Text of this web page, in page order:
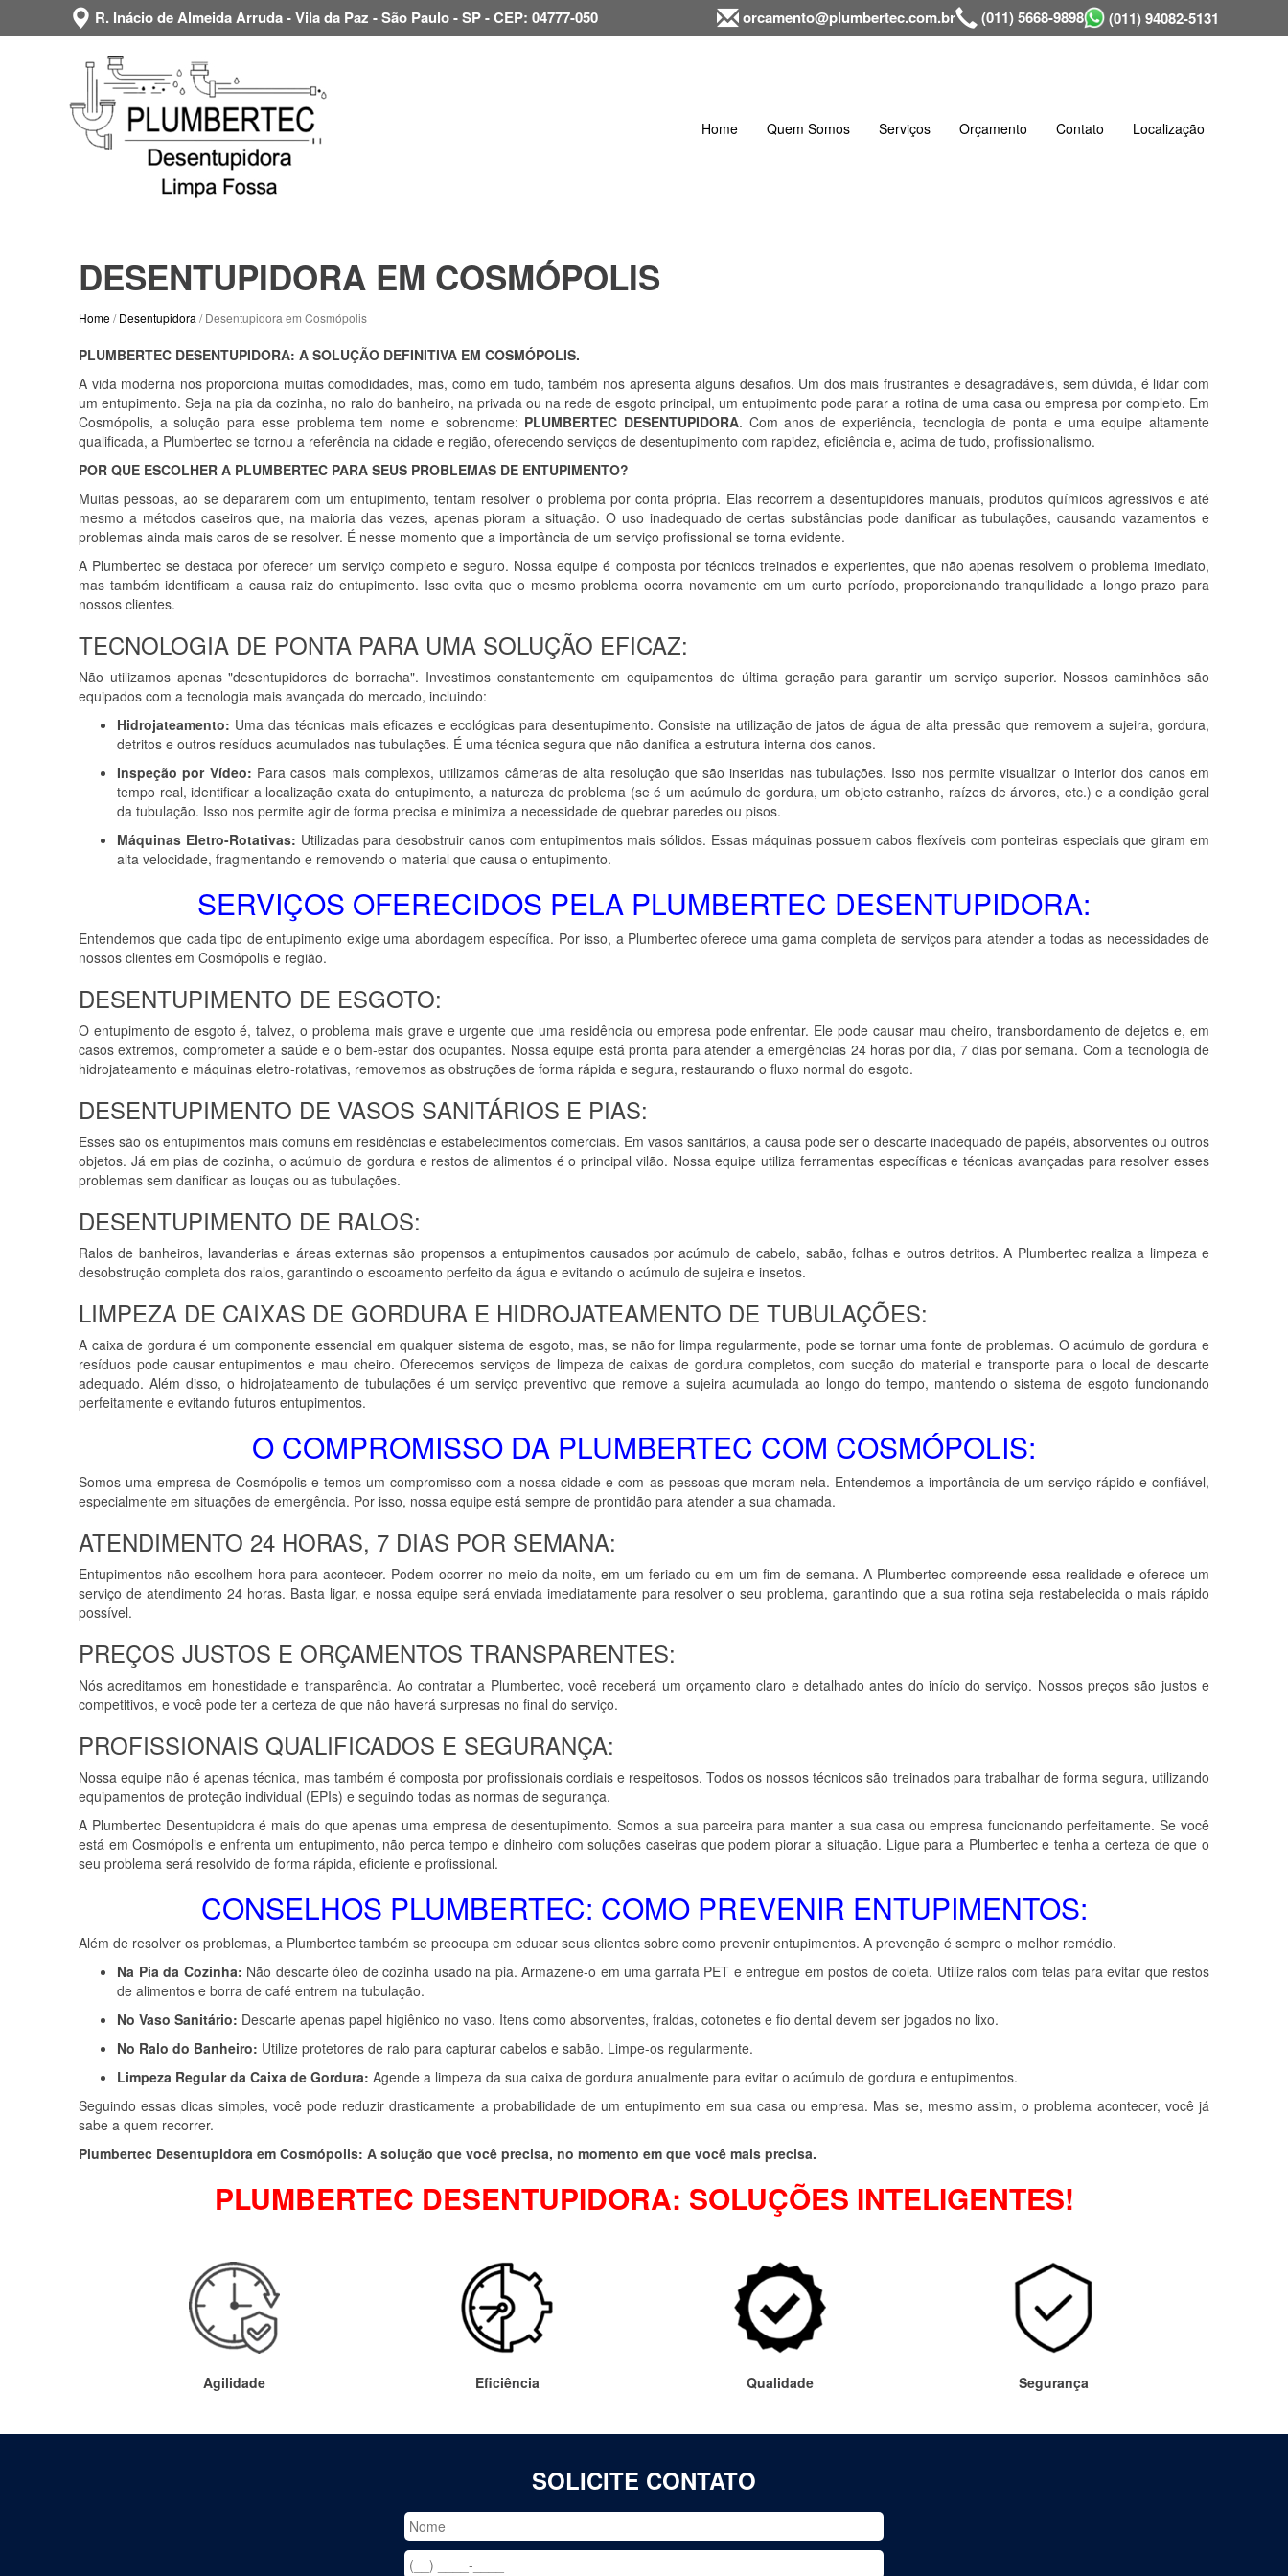
R. Inácio de Almeida Arruda - Vila da Paz - São Paulo - SP - CEP: 04777-050 orcamento@plumbertec.com.br (011) 5668-9898 (011) 94082-5131
Home Quem Somos Serviços Orçamento Contato Localização
DESENTUPIDORA EM COSMÓPOLIS
Home/Desentupidora / Desentupidora em Cosmópolis
PLUMBERTEC DESENTUPIDORA: A SOLUÇÃO DEFINITIVA EM COSMÓPOLIS.
A vida moderna nos proporciona muitas comodidades, mas, como em tudo, também nos apresenta alguns desafios. Um dos mais frustrantes e desagradáveis, sem dúvida, é lidar com
um entupimento. Seja na pia da cozinha, no ralo do banheiro, na privada ou na rede de esgoto principal, um entupimento pode parar a rotina de uma casa ou empresa por completo. Em
Cosmópolis, a solução para esse problema tem nome e sobrenome: PLUMBERTEC DESENTUPIDORA. Com anos de experiência, tecnologia de ponta e uma equipe altamente
qualificada, a Plumbertec se tornou a referência na cidade e região, oferecendo serviços de desentupimento com rapidez, eficiência e, acima de tudo, profissionalismo.
POR QUE ESCOLHER A PLUMBERTEC PARA SEUS PROBLEMAS DE ENTUPIMENTO?
Muitas pessoas, ao se depararem com um entupimento, tentam resolver o problema por conta própria. Elas recorrem a desentupidores manuais, produtos químicos agressivos e até
mesmo a métodos caseiros que, na maioria das vezes, apenas pioram a situação. O uso inadequado de certas substâncias pode danificar as tubulações, causando vazamentos e
problemas ainda mais caros de se resolver. É nesse momento que a importância de um serviço profissional se torna evidente.
A Plumbertec se destaca por oferecer um serviço completo e seguro. Nossa equipe é composta por técnicos treinados e experientes, que não apenas resolvem o problema imediato,
mas também identificam a causa raiz do entupimento. Isso evita que o mesmo problema ocorra novamente em um curto período, proporcionando tranquilidade a longo prazo para
nossos clientes.
TECNOLOGIA DE PONTA PARA UMA SOLUÇÃO EFICAZ:
Não utilizamos apenas "desentupidores de borracha". Investimos constantemente em equipamentos de última geração para garantir um serviço superior. Nossos caminhões são
equipados com a tecnologia mais avançada do mercado, incluindo:
Hidrojateamento: Uma das técnicas mais eficazes e ecológicas para desentupimento. Consiste na utilização de jatos de água de alta pressão que removem a sujeira, gordura,
detritos e outros resíduos acumulados nas tubulações. É uma técnica segura que não danifica a estrutura interna dos canos.
Inspeção por Vídeo: Para casos mais complexos, utilizamos câmeras de alta resolução que são inseridas nas tubulações. Isso nos permite visualizar o interior dos canos em
tempo real, identificar a localização exata do entupimento, a natureza do problema (se é um acúmulo de gordura, um objeto estranho, raízes de árvores, etc.) e a condição geral
da tubulação. Isso nos permite agir de forma precisa e minimiza a necessidade de quebrar paredes ou pisos.
Máquinas Eletro-Rotativas: Utilizadas para desobstruir canos com entupimentos mais sólidos. Essas máquinas possuem cabos flexíveis com ponteiras especiais que giram em
alta velocidade, fragmentando e removendo o material que causa o entupimento.
SERVIÇOS OFERECIDOS PELA PLUMBERTEC DESENTUPIDORA:
Entendemos que cada tipo de entupimento exige uma abordagem específica. Por isso, a Plumbertec oferece uma gama completa de serviços para atender a todas as necessidades de
nossos clientes em Cosmópolis e região.
DESENTUPIMENTO DE ESGOTO:
O entupimento de esgoto é, talvez, o problema mais grave e urgente que uma residência ou empresa pode enfrentar. Ele pode causar mau cheiro, transbordamento de dejetos e, em
casos extremos, comprometer a saúde e o bem-estar dos ocupantes. Nossa equipe está pronta para atender a emergências 24 horas por dia, 7 dias por semana. Com a tecnologia de
hidrojateamento e máquinas eletro-rotativas, removemos as obstruções de forma rápida e segura, restaurando o fluxo normal do esgoto.
DESENTUPIMENTO DE VASOS SANITÁRIOS E PIAS:
Esses são os entupimentos mais comuns em residências e estabelecimentos comerciais. Em vasos sanitários, a causa pode ser o descarte inadequado de papéis, absorventes ou outros
objetos. Já em pias de cozinha, o acúmulo de gordura e restos de alimentos é o principal vilão. Nossa equipe utiliza ferramentas específicas e técnicas avançadas para resolver esses
problemas sem danificar as louças ou as tubulações.
DESENTUPIMENTO DE RALOS:
Ralos de banheiros, lavanderias e áreas externas são propensos a entupimentos causados por acúmulo de cabelo, sabão, folhas e outros detritos. A Plumbertec realiza a limpeza e
desobstrução completa dos ralos, garantindo o escoamento perfeito da água e evitando o acúmulo de sujeira e insetos.
LIMPEZA DE CAIXAS DE GORDURA E HIDROJATEAMENTO DE TUBULAÇÕES:
A caixa de gordura é um componente essencial em qualquer sistema de esgoto, mas, se não for limpa regularmente, pode se tornar uma fonte de problemas. O acúmulo de gordura e
resíduos pode causar entupimentos e mau cheiro. Oferecemos serviços de limpeza de caixas de gordura completos, com sucção do material e transporte para o local de descarte
adequado. Além disso, o hidrojateamento de tubulações é um serviço preventivo que remove a sujeira acumulada ao longo do tempo, mantendo o sistema de esgoto funcionando
perfeitamente e evitando futuros entupimentos.
O COMPROMISSO DA PLUMBERTEC COM COSMÓPOLIS:
Somos uma empresa de Cosmópolis e temos um compromisso com a nossa cidade e com as pessoas que moram nela. Entendemos a importância de um serviço rápido e confiável,
especialmente em situações de emergência. Por isso, nossa equipe está sempre de prontidão para atender a sua chamada.
ATENDIMENTO 24 HORAS, 7 DIAS POR SEMANA:
Entupimentos não escolhem hora para acontecer. Podem ocorrer no meio da noite, em um feriado ou em um fim de semana. A Plumbertec compreende essa realidade e oferece um
serviço de atendimento 24 horas. Basta ligar, e nossa equipe será enviada imediatamente para resolver o seu problema, garantindo que a sua rotina seja restabelecida o mais rápido
possível.
PREÇOS JUSTOS E ORÇAMENTOS TRANSPARENTES:
Nós acreditamos em honestidade e transparência. Ao contratar a Plumbertec, você receberá um orçamento claro e detalhado antes do início do serviço. Nossos preços são justos e
competitivos, e você pode ter a certeza de que não haverá surpresas no final do serviço.
PROFISSIONAIS QUALIFICADOS E SEGURANÇA:
Nossa equipe não é apenas técnica, mas também é composta por profissionais cordiais e respeitosos. Todos os nossos técnicos são treinados para trabalhar de forma segura, utilizando
equipamentos de proteção individual (EPIs) e seguindo todas as normas de segurança.
A Plumbertec Desentupidora é mais do que apenas uma empresa de desentupimento. Somos a sua parceira para manter a sua casa ou empresa funcionando perfeitamente. Se você
está em Cosmópolis e enfrenta um entupimento, não perca tempo e dinheiro com soluções caseiras que podem piorar a situação. Ligue para a Plumbertec e tenha a certeza de que o
seu problema será resolvido de forma rápida, eficiente e profissional.
CONSELHOS PLUMBERTEC: COMO PREVENIR ENTUPIMENTOS:
Além de resolver os problemas, a Plumbertec também se preocupa em educar seus clientes sobre como prevenir entupimentos. A prevenção é sempre o melhor remédio.
Na Pia da Cozinha: Não descarte óleo de cozinha usado na pia. Armazene-o em uma garrafa PET e entregue em postos de coleta. Utilize ralos com telas para evitar que restos
de alimentos e borra de café entrem na tubulação.
No Vaso Sanitário: Descarte apenas papel higiênico no vaso. Itens como absorventes, fraldas, cotonetes e fio dental devem ser jogados no lixo.
No Ralo do Banheiro: Utilize protetores de ralo para capturar cabelos e sabão. Limpe-os regularmente.
Limpeza Regular da Caixa de Gordura: Agende a limpeza da sua caixa de gordura anualmente para evitar o acúmulo de gordura e entupimentos.
Seguindo essas dicas simples, você pode reduzir drasticamente a probabilidade de um entupimento em sua casa ou empresa. Mas se, mesmo assim, o problema acontecer, você já
sabe a quem recorrer.
Plumbertec Desentupidora em Cosmópolis: A solução que você precisa, no momento em que você mais precisa.
PLUMBERTEC DESENTUPIDORA: SOLUÇÕES INTELIGENTES!
Agilidade Eficiência Qualidade Segurança
SOLICITE CONTATO